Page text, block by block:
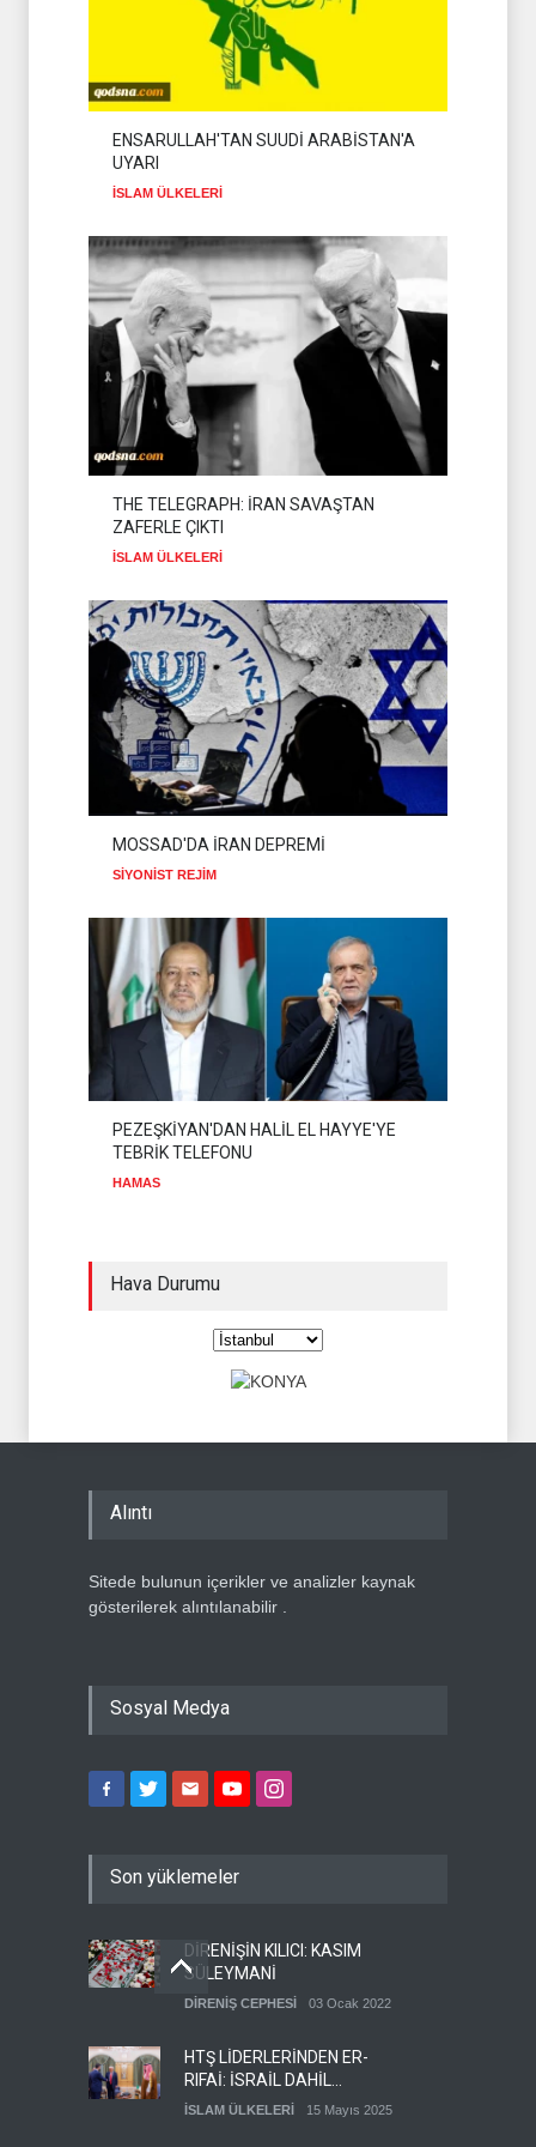
ALİ FEYYAD LÜBNAN'DAKİ
SON DURUMU
DEĞERLENDİRDİ
HİZBULLAH 02 Ağustos 2026
DR BİLAL LAKKİS:
LÜBNAN'IN BAĞIMSIZ
ENSARULLAH'TAN SUUDİ ARABİSTAN'A
UYARI
İSLAM ÜLKELERİ
THE TELEGRAPH: İRAN SAVAŞTAN
ZAFERLE ÇIKTI
İSLAM ÜLKELERİ
MOSSAD'DA İRAN DEPREMİ
SİYONİST REJİM
PEZEŞKİYAN'DAN HALİL EL HAYYE'YE
TEBRİK TELEFONU
HAMAS
Hava Durumu
Alıntı
Sitede bulunun içerikler ve analizler kaynak
gösterilerek alıntılanabilir .
Sosyal Medya
Son yüklemeler
DİRENİŞİN KILICI: KASIM
SÜLEYMANİ
DİRENİŞ CEPHESİ 03 Ocak 2022
HTŞ LİDERLERİNDEN ER-
RIFAİ: İSRAİL DAHİL
HERKESLE BARIŞ
İSLAM ÜLKELERİ 15 Mayıs 2025